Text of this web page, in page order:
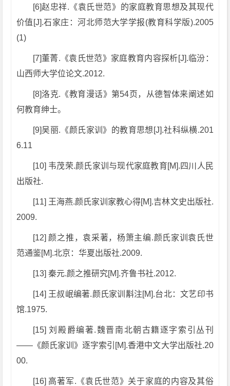
[6]赵忠祥.《袁氏世范》的家庭教育思想及其现代
价值[J].石家庄：河北师范大学学报(教育科学版).2005
(1)
[7]董菁.《袁氏世范》家庭教育内容探析[J].临汾：
山西师大学位论文.2012.
[8]洛克.《教育漫话》第54页，从德智体来阐述如
何教育绅士。
[9]吴丽.《颜氏家训》的教育思想[J].社科纵横.201
6.11
[10] 韦茂荣.颜氏家训与现代家庭教育[M].四川人民
出版社.
[11] 王海燕.颜氏家训家教心得[M].吉林文史出版社.
2009.
[12] 颜之推，袁采著，杨箫主编.颜氏家训袁氏世
范通鉴[M].北京：华夏出版社.2009.
[13] 秦元.颜之推研究[M].齐鲁书社.2012.
[14] 王叔岷编著.颜氏家训斠注[M].台北：文艺印书
馆.1975.
[15] 刘殿爵编著.魏晋南北朝古籍逐字索引丛刊
——《颜氏家训》逐字索引[M].香港中文大学出版社.20
00.
[16] 高著军.《袁氏世范》关于家庭的内容及其俗